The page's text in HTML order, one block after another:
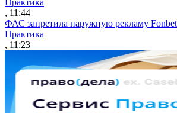
, 11:44
ФАС запретила наружную рекламу Fonbet
Практика
, 11:23